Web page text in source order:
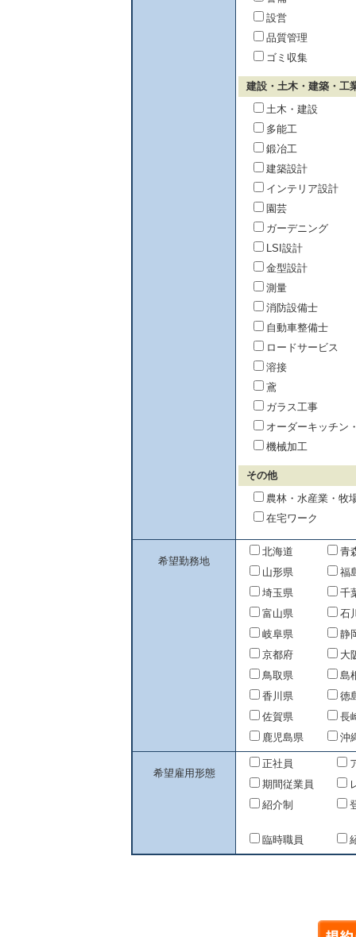
設営
品質管理
ゴミ収集
建設・土木・建築・工
土木・建設
多能工
鍛冶工
建築設計
インテリア設計
園芸
ガーデニング
LSI設計
金型設計
測量
消防設備士
自動車整備士
ロードサービス
溶接
鳶
ガラス工事
オーダーキッチン
機械加工
その他
農林・水産業・牧
在宅ワーク
希望勤務地
北海道
青
山形県
福
埼玉県
千
富山県
石
岐阜県
静
京都府
大
鳥取県
島
香川県
徳
佐賀県
長
鹿児島県
沖
希望雇用形態
正社員
期間従業員
紹介制
臨時職員